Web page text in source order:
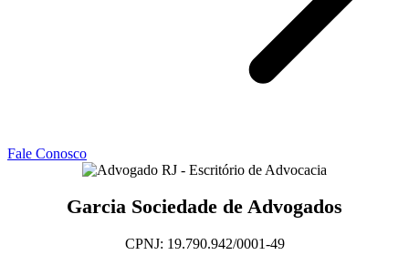
Fale Conosco
Garcia Sociedade de Advogados
CPNJ: 19.790.942/0001-49